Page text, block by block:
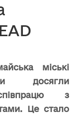
міські
досягли
з
Це стало